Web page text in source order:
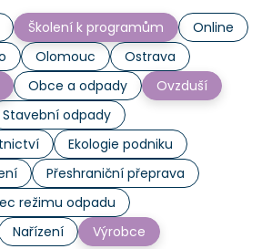
Školení k programům
Online
Olomouc
Ostrava
Obce a odpady
Ovzduší
Stavební odpady
Ekologie podniku
Přeshraniční přeprava
režimu odpadu
Nařízení
Výrobce